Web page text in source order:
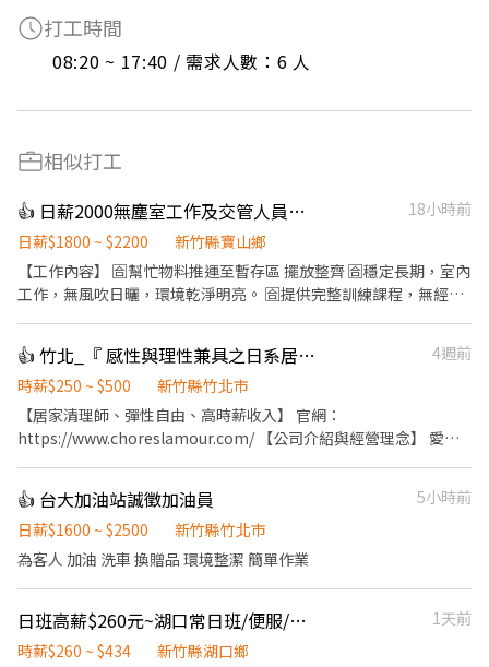
打工時間
08:20 ~ 17:40 / 需求人數：6 人
相似打工
👍 日薪2000無塵室工作及交管人員｜穩定長期、無經驗可
18小時前
日薪$1800 ~ $2200
新竹縣寶山鄉
【工作內容】 🈴幫忙物料推運至暫存區 擺放整齊 🈴穩定長期，室內
工作，無風吹日曬，環境乾淨明亮。 🈴提供完整訓練課程，無經驗
人員】 🉐動手能力佳，有興趣🉐願意學習、配合團隊作業有責任感
與安全意識 🉐有相關技術背景或有經驗佳，無經驗亦可 【待遇與福
利】 起薪：NT$（1800～2300）日（依能力與經驗調整） 💯公司
提供制服與完善的教育訓練 💯穩定班表
👍 竹北_『 感性與理性兼具之日系居家清潔職人 』愛家適誠徵|收入3-7萬
4週前
時薪$250 ~ $500
新竹縣竹北市
【居家清理師、彈性自由、高時薪收入】 官網：
https://www.choreslamour.com/ 【公司介紹與經營理念】 愛家
品質服務的念頭，堅持嚴格的培訓、把職人逼到該該叫但升遷爽歪
歪的考核，不斷的溝通改進確認所有的程序都符合高品質的專業服
務，在地圖評論中排名台中第一的清潔公司也是當之無愧啊啊啊
夥伴將溫度與貼心，默默帶入客戶的家中每個角落。 愛家適除了提
供清潔整理服務，也不定期參與公益清潔，並且每月提撥公司收益
👍 台大加油站誠徵加油員
5小時前
日薪$1600 ~ $2500
新竹縣竹北市
為客人 加油 洗車 換贈品 環境整潔 簡單作業
日班高薪$260元~湖口常日班/便服/週休/可日週領薪
1天前
時薪$260 ~ $434
新竹縣湖口鄉